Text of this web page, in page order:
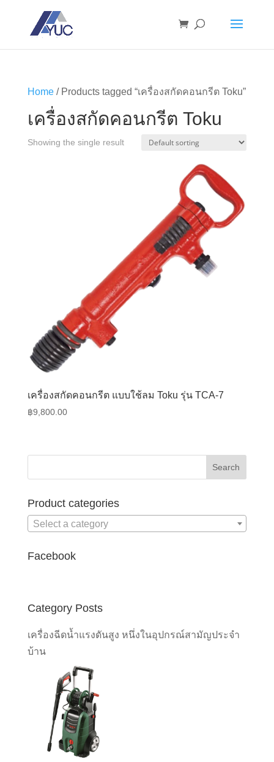
Home/ Products tagged “เครื่องสกัดคอนกรีต Toku”
เครื่องสกัดคอนกรีต Toku
Showing the single result
เครื่องสกัดคอนกรีต แบบใช้ลม Toku รุ่น TCA-7
฿9,800.00
Product categories
Select a category
Facebook
Category Posts
เครื่องฉีดน้ำแรงดันสูง หนึ่งในอุปกรณ์สามัญประจำ
บ้าน